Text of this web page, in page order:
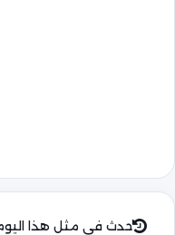
حدث في مثل هذا